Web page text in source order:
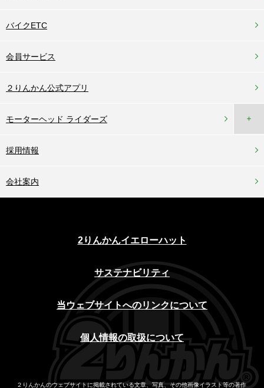
バイクETC
会員サービス
２りんかん公式アプリ
モーターヘッド ライダーズ ＋
採用情報
会社案内
2りんかんイエローハット
サステナビリティ
当ウェブサイトへのリンクについて
個人情報の取扱について
２りんかんのウェブサイトに掲載されている文章、写真、その他画像イラスト等の著作